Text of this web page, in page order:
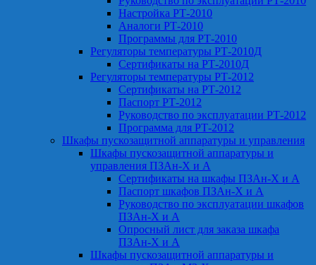
Настройка РТ-2010
Аналоги РТ-2010
Программы для РТ-2010
Регуляторы температуры РТ-2010Д
Сертификаты на РТ-2010Д
Регуляторы температуры РТ-2012
Сертификаты на РТ-2012
Паспорт РТ-2012
Руководство по эксплуатации РТ-2012
Программа для РТ-2012
Шкафы пускозащитной аппаратуры и управления
Шкафы пускозащитной аппаратуры и
управления ПЗАн-Х и А
Сертификаты на шкафы ПЗАн-Х и А
Паспорт шкафов ПЗАн-Х и А
Руководство по эксплуатации шкафов
ПЗАн-Х и А
Опросный лист для заказа шкафа
ПЗАн-Х и А
Шкафы пускозащитной аппаратуры и